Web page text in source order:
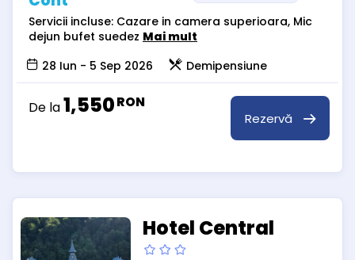
Servicii incluse: Cazare in camera superioara, Mic
dejun bufet suedez Mai mult
28 Iun - 5 Sep 2026
Demipensiune
De la1,550RON
Rezervă
Hotel Central